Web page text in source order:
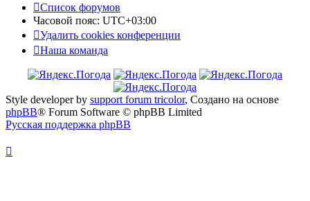
Список форумов
Часовой пояс: UTC+03:00
Удалить cookies конференции
Наша команда
Style developer by support forum tricolor, Создано на основе
phpBB® Forum Software © phpBB Limited
Русская поддержка phpBB